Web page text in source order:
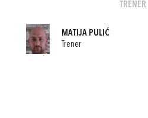
TRENER
MATIJA PULIĆ
Trener